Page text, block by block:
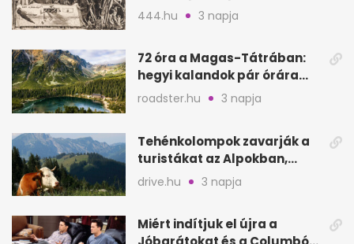
Szépművészetiben
444.hu 3 napja
72 óra a Magas-Tátrában:
hegyi kalandok pár órára
Magyarországtól
roadster.hu 3 napja
Tehénkolompok zavarják a
turistákat az Alpokban,
Serinában is panasz van
drive.hu 3 napja
Miért indítjuk el újra a